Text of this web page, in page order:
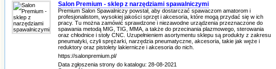
Salon Premium - sklep z narzędziami spawalniczymi
Premium Salon Spawalniczy powstał, aby dostarczać spawaczom amatorom i
profesjonalistom, wysokiej jakości sprzęt i akcesoria, które mogą przydać się w ich
pracy. Tu można zamówić sprawdzone i niezawodne urządzenia przeznaczone do
spawania metodą MIG, TIG, MMA, a także do przecinania plazmowego, sterowania
oraz chłodnice i stoły CNC. Uzupełnieniem asortymentu sklepu są produkty z zakresu
pneumatyki, czyli sprężarki, narzędzia pneumatyczne, akcesoria, takie jak węże i
reduktory oraz pistolety lakiernicze i akcesoria do nich.
https://salonpremium.pl/
Data zgłoszenia strony do katalogu: 28-08-2021